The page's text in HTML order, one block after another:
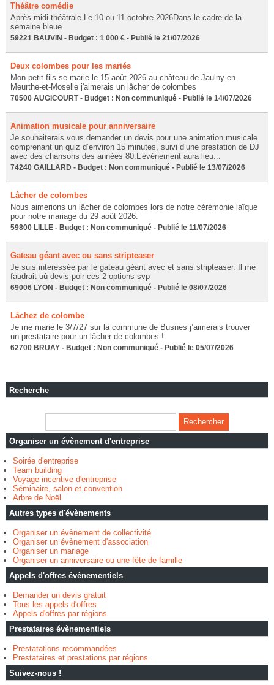
Théâtre comédie
Après-midi théâtrale Le 10 ou 11 octobre 2026Dans le cadre de la
semaine bleue
59221 BAUVIN - Budget : 1 000 € - Publié le 21/07/2026
Deux colombes pour les mariés
Mon petit-fils se marie le 15 août 2026 au château de Jaulny en
Meurthe-et-Moselle j'aimerais un lâcher de colombes
70500 AUGICOURT - Budget : Non communiqué - Publié le 14/07/2026
Animation musicale pour anniversaire
Je souhaiterais vous demander un devis pour une animation musicale
comprenant un quiz d’environ 15 minutes, suivi d’une prestation de DJ
avec des chansons des années 80.L’événement aura lieu...
74240 GAILLARD - Budget : Non communiqué - Publié le 13/07/2026
Lâcher de colombes
Nous aimerions un lâcher de colombes lors de notre cérémonie laïque
pour notre mariage du 29 août 2026.
59800 LILLE - Budget : Non communiqué - Publié le 11/07/2026
Gateau géant avec ou sans stripteaser
Je suis interessée par le gateau géant avec et sans stripteaser. Il me
faudrait uû devis poir ces 2 options svp
69006 LYON - Budget : Non communiqué - Publié le 08/07/2026
Lâchez de colombe
Je me marie le 3/7/27 sur la commune de Busnes j’aimerais trouver
un prestataire pour un lâcher de colombes !
62700 BRUAY - Budget : Non communiqué - Publié le 05/07/2026
Recherche
Organiser un évènement d'entreprise
Soirée d'entreprise
Team building
Voyage incentive d'entreprise
Séminaire, salon et convention
Arbre de Noël
Autres types d'évènements
Organiser un évènement de collectivité
Organiser un évènement d'association
Organiser un mariage
Organiser un anniversaire ou une fête de famille
Appels d'offres évènementiels
Demander un devis gratuit
Tous les appels d'offres
Appels d'offres par régions
Prestataires évènementiels
Prestatations recommandées
Prestataires et prestations par régions
Suivez-nous !